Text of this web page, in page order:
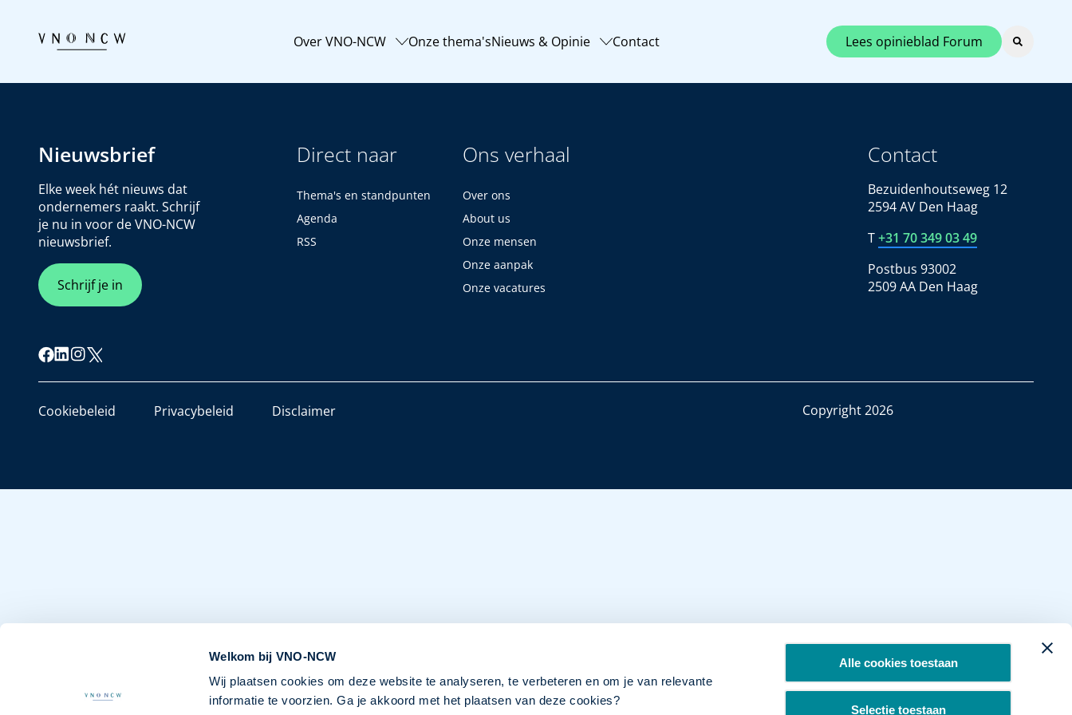
Welkom bij VNO-NCW
Wij plaatsen cookies om deze website te analyseren, te verbeteren en om je van relevante
informatie te voorzien. Ga je akkoord met het plaatsen van deze cookies?
Alle cookies toestaan
Selectie toestaan
Over VNO-NCW Onze thema'sNieuws & Opinie Contact Lees opinieblad Forum
Nieuwsbrief
Elke week hét nieuws dat
ondernemers raakt. Schrijf
je nu in voor de VNO-NCW
nieuwsbrief.
Schrijf je in
Direct naar
Thema's en standpunten
Agenda
RSS
Ons verhaal
Over ons
About us
Onze mensen
Onze aanpak
Onze vacatures
Contact
Bezuidenhoutseweg 12
2594 AV Den Haag
T+31 70 349 03 49
Postbus 93002
2509 AA Den Haag
Cookiebeleid Privacybeleid Disclaimer Copyright 2026